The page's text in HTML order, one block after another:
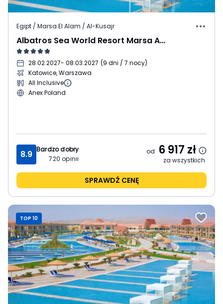
Egipt / Marsa El Alam / Al-Kusajr
Albatros Sea World Resort Marsa Alam
28.02.2027- 08.03.2027 (9 dni / 7 nocy)
Katowice, Warszawa
All Inclusive
Anex Poland
8.9 Bardzo dobry
720 opinii
od 6 917 zł
za wszystkich
SPRAWDŹ CENĘ
TOP 10